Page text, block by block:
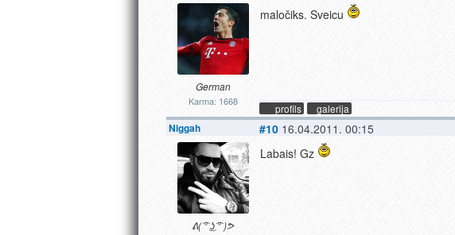
German
Karma: 1668
maločiks. Sveicu
profils galerija
Niggah
ᕕ( ͡° ͜ʖ ͡° )ᕗ
#10 16.04.2011. 00:15
Labais! Gz